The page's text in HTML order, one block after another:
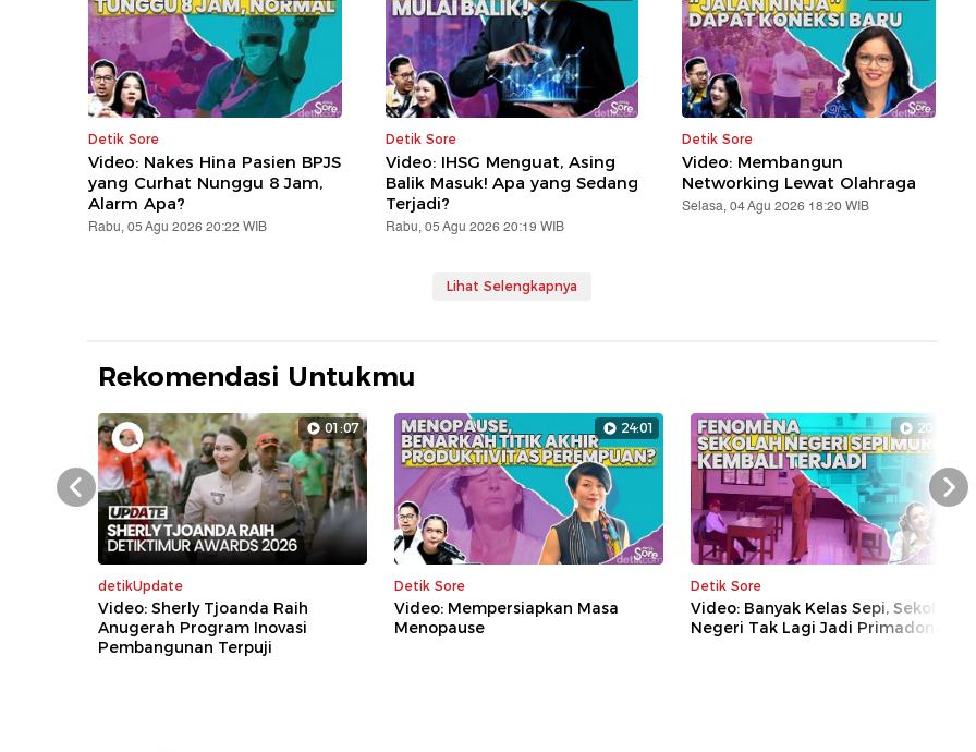
Detik Sore
Video: Nakes Hina Pasien BPJS
yang Curhat Nunggu 8 Jam,
Alarm Apa?
Rabu, 05 Agu 2026 20:22 WIB
Detik Sore
Video: IHSG Menguat, Asing
Balik Masuk! Apa yang Sedang
Terjadi?
Rabu, 05 Agu 2026 20:19 WIB
Detik Sore
Video: Membangun
Networking Lewat Olahraga
Selasa, 04 Agu 2026 18:20 WIB
Lihat Selengkapnya
Rekomendasi Untukmu
01:07
detikUpdate
Video: Sherly Tjoanda Raih
Anugerah Program Inovasi
Pembangunan Terpuji
24:01
Detik Sore
Video: Mempersiapkan Masa
Menopause
20:11
Detik Sore
Video: Banyak Kelas Sepi, Sekolah
Negeri Tak Lagi Jadi Primadona?
Prev Next